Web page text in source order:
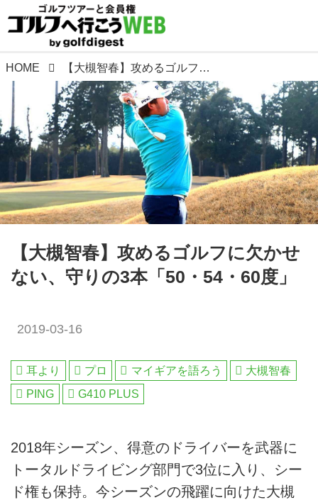
HOME 【大槻智春】攻めるゴルフに欠かせない、守りの3本「50・54・60度」
【大槻智春】攻めるゴルフに欠かせ
ない、守りの3本「50・54・60度」
2019-03-16
耳より プロ マイギアを語ろう
大槻智春
PING
G410 PLUS
2018年シーズン、得意のドライバーを武器に
トータルドライビング部門で3位に入り、シー
ド権も保持。今シーズンの飛躍に向けた大槻